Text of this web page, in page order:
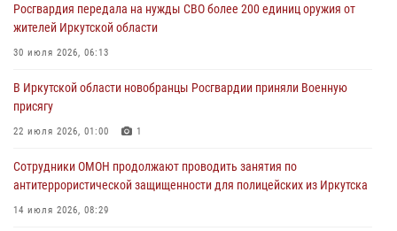
Дню Воздушно-десантных войск в Иркутской области
03 августа 2026, 03:32
сердца к сердцу» (видео)
31 июля 2026, 04:37
пропавшую пожилую женщину в Иркутске
30 июля 2026, 07:37
Росгвардия передала на нужды СВО более 200 единиц оружия от
жителей Иркутской области
30 июля 2026, 06:13
В Иркутской области новобранцы Росгвардии приняли Военную
присягу
22 июля 2026, 01:00 1
Сотрудники ОМОН продолжают проводить занятия по
антитеррористической защищенности для полицейских из Иркутска
14 июля 2026, 08:29